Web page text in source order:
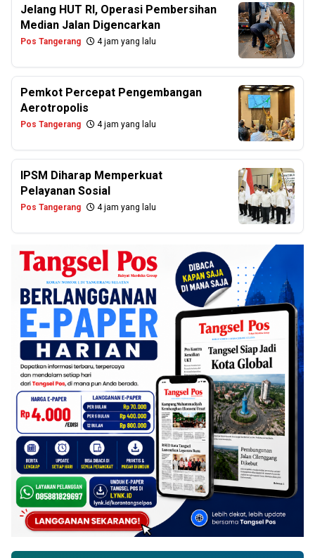
Jelang HUT RI, Operasi Pembersihan
Median Jalan Digencarkan
Pos Tangerang 4 jam yang lalu
Pemkot Percepat Pengembangan
Aerotropolis
Pos Tangerang 4 jam yang lalu
IPSM Diharap Memperkuat
Pelayanan Sosial
Pos Tangerang 4 jam yang lalu